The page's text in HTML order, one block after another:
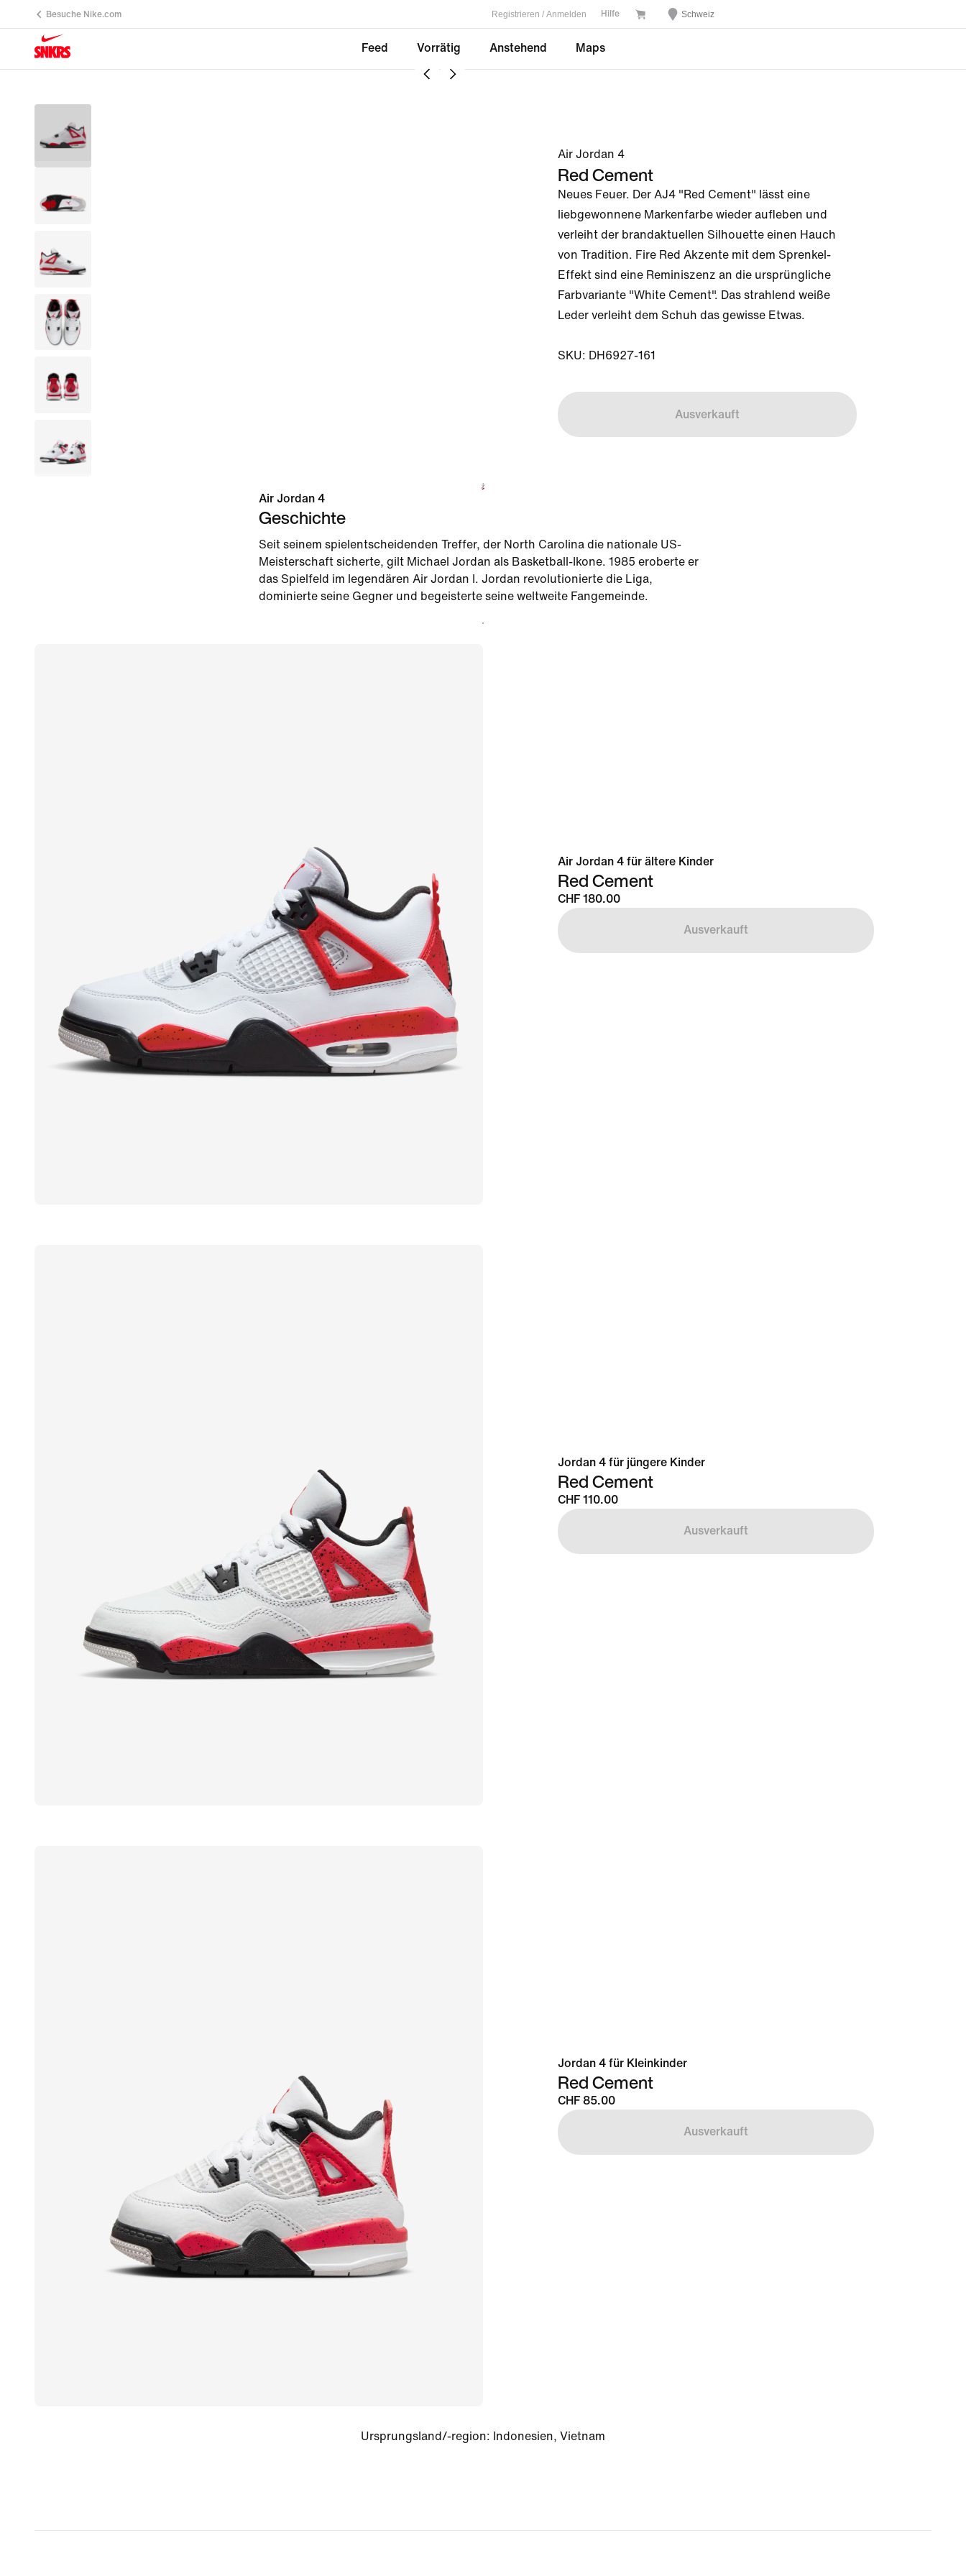
Besuche Nike.com Registrieren / Anmelden Hilfe Schweiz
Feed Vorrätig Anstehend Maps
Air Jordan 4
Red Cement
Neues Feuer. Der AJ4 "Red Cement" lässt eine
liebgewonnene Markenfarbe wieder aufleben und
verleiht der brandaktuellen Silhouette einen Hauch
von Tradition. Fire Red Akzente mit dem Sprenkel-
Effekt sind eine Reminiszenz an die ursprüngliche
Farbvariante "White Cement". Das strahlend weiße
Leder verleiht dem Schuh das gewisse Etwas.
SKU: DH6927-161
Ausverkauft
Air Jordan 4
Geschichte
Seit seinem spielentscheidenden Treffer, der North Carolina die nationale US-
Meisterschaft sicherte, gilt Michael Jordan als Basketball-Ikone. 1985 eroberte er
das Spielfeld im legendären Air Jordan I. Jordan revolutionierte die Liga,
dominierte seine Gegner und begeisterte seine weltweite Fangemeinde.
Air Jordan 4 für ältere Kinder
Red Cement
CHF 180.00
Ausverkauft
Jordan 4 für jüngere Kinder
Red Cement
CHF 110.00
Ausverkauft
Jordan 4 für Kleinkinder
Red Cement
CHF 85.00
Ausverkauft
Ursprungsland/-region: Indonesien, Vietnam